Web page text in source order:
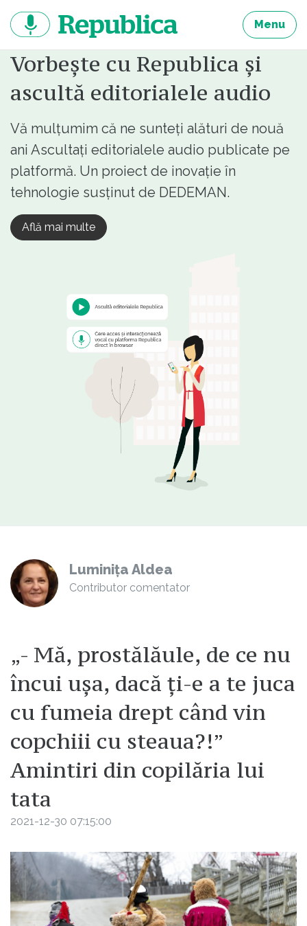
continut
Menu
Vorbește cu Republica și
ascultă editorialele audio
Vă mulțumim că ne sunteți alături de nouă
ani Ascultați editorialele audio publicate pe
platformă. Un proiect de inovație în
tehnologie susținut de DEDEMAN.
Află mai multe
Luminița Aldea
Contributor comentator
„- Mă, prostălăule, de ce nu
încui ușa, dacă ți-e a te juca
cu fumeia drept când vin
copchiii cu steaua?!”
Amintiri din copilăria lui
tata
2021-12-30 07:15:00